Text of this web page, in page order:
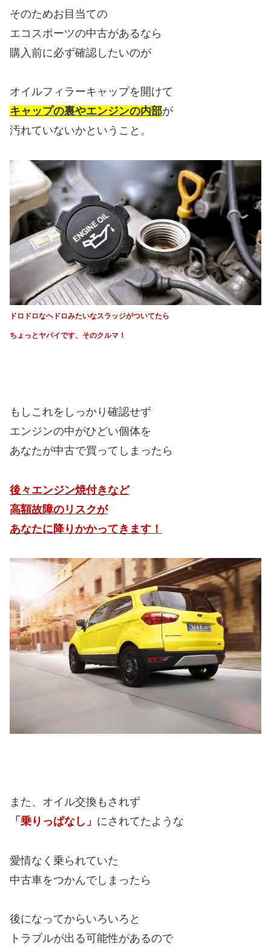
そのためお目当ての
エコスポーツの中古があるなら
購入前に必ず確認したいのが
オイルフィラーキャップを開けて
キャップの裏やエンジンの内部が
汚れていないかということ。
ドロドロなヘドロみたいなスラッジがついてたら
ちょっとヤバイです、そのクルマ！
もしこれをしっかり確認せず
エンジンの中がひどい個体を
あなたが中古で買ってしまったら
後々エンジン焼付きなど
高額故障のリスクが
あなたに降りかかってきます！
また、オイル交換もされず
「乗りっぱなし」 にされてたような
愛情なく乗られていた
中古車をつかんでしまったら
後になってからいろいろと
トラブルが出る可能性があるので